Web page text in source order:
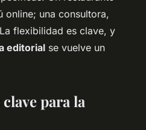
online; una consultora,
flexibilidad es clave, y
editorial se vuelve un
para la